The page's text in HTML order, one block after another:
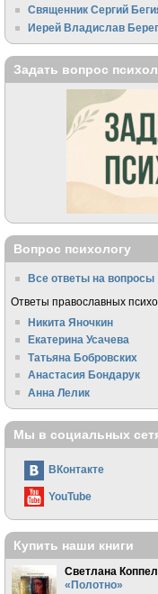
Священник Сергий
Иерей Владислав
Задать вопрос
Вопрос психологу
Все ответы на вопросы
Ответы православных
Никита Яночкин
Екатерина Усачева
Татьяна Бобровских
Анастасия Бондарук
Анна Лелик
Мы в социальных
ВКонтакте
YouTube
Купить наши книги
Светлана
«Полотно»